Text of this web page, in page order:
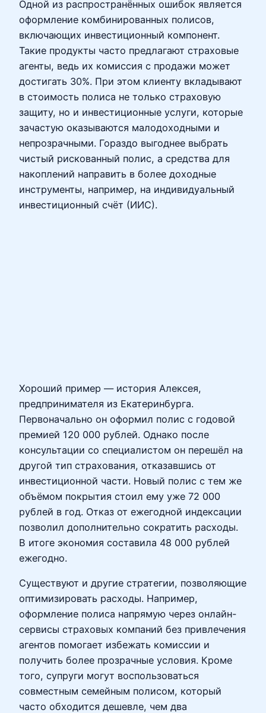
Одной из распространённых ошибок является
оформление комбинированных полисов,
включающих инвестиционный компонент.
Такие продукты часто предлагают страховые
агенты, ведь их комиссия с продажи может
достигать 30%. При этом клиенту вкладывают
в стоимость полиса не только страховую
защиту, но и инвестиционные услуги, которые
зачастую оказываются малодоходными и
непрозрачными. Гораздо выгоднее выбрать
чистый рискованный полис, а средства для
накоплений направить в более доходные
инструменты, например, на индивидуальный
инвестиционный счёт (ИИС).
Хороший пример — история Алексея,
предпринимателя из Екатеринбурга.
Первоначально он оформил полис с годовой
премией 120 000 рублей. Однако после
консультации со специалистом он перешёл на
другой тип страхования, отказавшись от
инвестиционной части. Новый полис с тем же
объёмом покрытия стоил ему уже 72 000
рублей в год. Отказ от ежегодной индексации
позволил дополнительно сократить расходы.
В итоге экономия составила 48 000 рублей
ежегодно.
Существуют и другие стратегии, позволяющие
оптимизировать расходы. Например,
оформление полиса напрямую через онлайн-
сервисы страховых компаний без привлечения
агентов помогает избежать комиссии и
получить более прозрачные условия. Кроме
того, супруги могут воспользоваться
совместным семейным полисом, который
часто обходится дешевле, чем два